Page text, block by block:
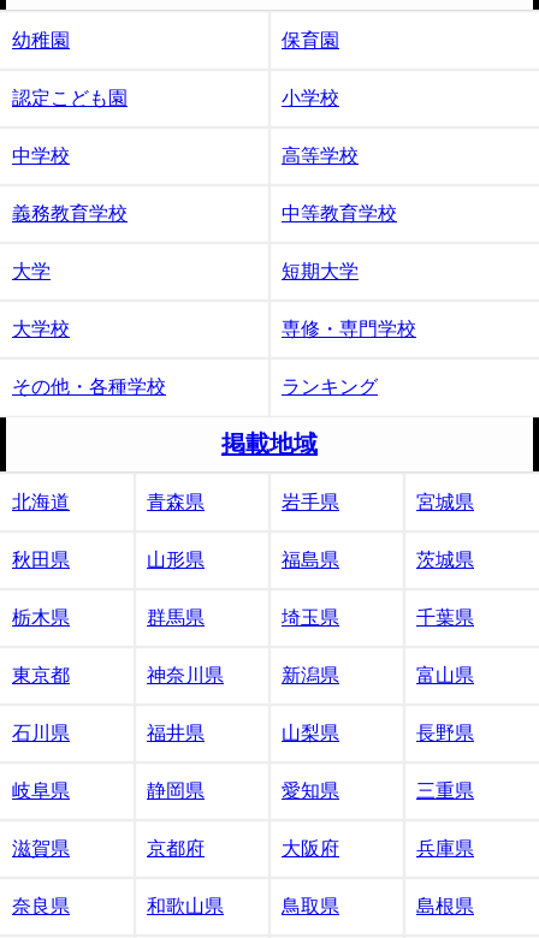
幼稚園 保育園
認定こども園 小学校
中学校 高等学校
義務教育学校 中等教育学校
大学 短期大学
大学校 専修・専門学校
その他・各種学校 ランキング
掲載地域
北海道 青森県 岩手県 宮城県
秋田県 山形県 福島県 茨城県
栃木県 群馬県 埼玉県 千葉県
東京都 神奈川県 新潟県 富山県
石川県 福井県 山梨県 長野県
岐阜県 静岡県 愛知県 三重県
滋賀県 京都府 大阪府 兵庫県
奈良県 和歌山県 鳥取県 島根県